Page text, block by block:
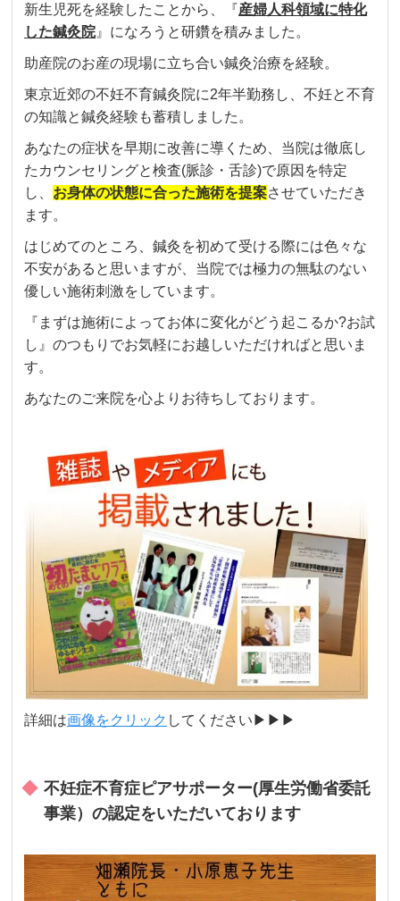
新生児死を経験したことから、『産婦人科領域に特化
した鍼灸院』になろうと研鑽を積みました。
助産院のお産の現場に立ち合い鍼灸治療を経験。
東京近郊の不妊不育鍼灸院に2年半勤務し、不妊と不育
の知識と鍼灸経験も蓄積しました。
あなたの症状を早期に改善に導くため、当院は徹底し
たカウンセリングと検査(脈診・舌診)で原因を特定
し、 お身体の状態に合った施術を提案させていただき
ます。
はじめてのところ、鍼灸を初めて受ける際には色々な
不安があると思いますが、当院では極力の無駄のない
優しい施術刺激をしています。
『まずは施術によってお体に変化がどう起こるか?お試
し』のつもりでお気軽にお越しいただければと思いま
す。
あなたのご来院を心よりお待ちしております。
詳細は画像をクリック してください▶︎▶︎▶︎
不妊症不育症ピアサポーター(厚生労働省委託
事業）の認定をいただいております